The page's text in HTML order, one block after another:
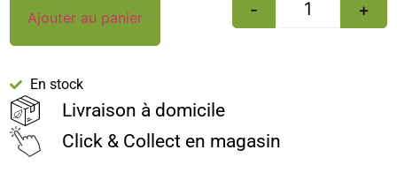
- +
Ajouter au panier
En stock
Livraison à domicile
Click & Collect en magasin